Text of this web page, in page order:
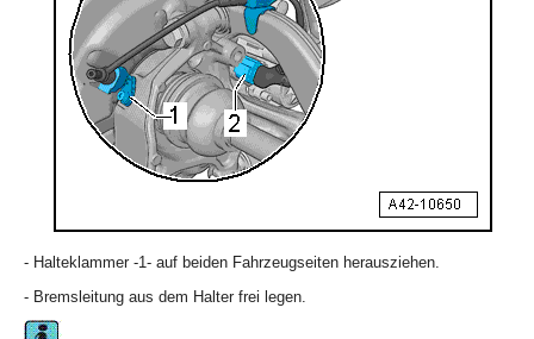
- Halteklammer -1- auf beiden Fahrzeugseiten herausziehen.
- Bremsleitung aus dem Halter frei legen.